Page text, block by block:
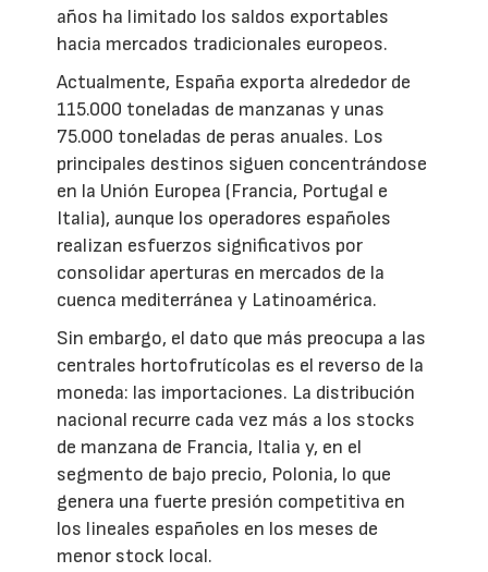
años ha limitado los saldos exportables
hacia mercados tradicionales europeos.
Actualmente, España exporta alrededor de
115.000 toneladas de manzanas y unas
75.000 toneladas de peras anuales. Los
principales destinos siguen concentrándose
en la Unión Europea (Francia, Portugal e
Italia), aunque los operadores españoles
realizan esfuerzos significativos por
consolidar aperturas en mercados de la
cuenca mediterránea y Latinoamérica.
Sin embargo, el dato que más preocupa a las
centrales hortofrutícolas es el reverso de la
moneda: las importaciones. La distribución
nacional recurre cada vez más a los stocks
de manzana de Francia, Italia y, en el
segmento de bajo precio, Polonia, lo que
genera una fuerte presión competitiva en
los lineales españoles en los meses de
menor stock local.